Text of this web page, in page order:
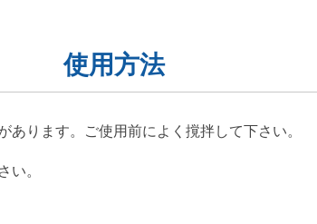
使用方法
ります。ご使用前によく撹拌して下さい。
。